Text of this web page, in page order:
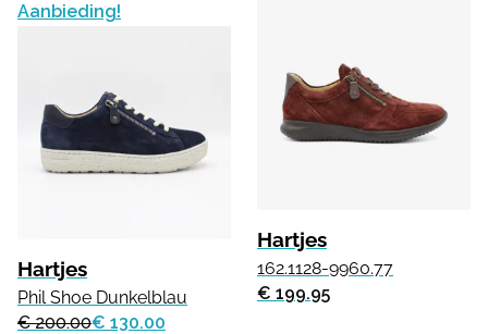
Aanbieding!
Hartjes
Phil Shoe Dunkelblau
€ 200.00€ 130.00
Hartjes
162.1128-9960.77
€ 199.95